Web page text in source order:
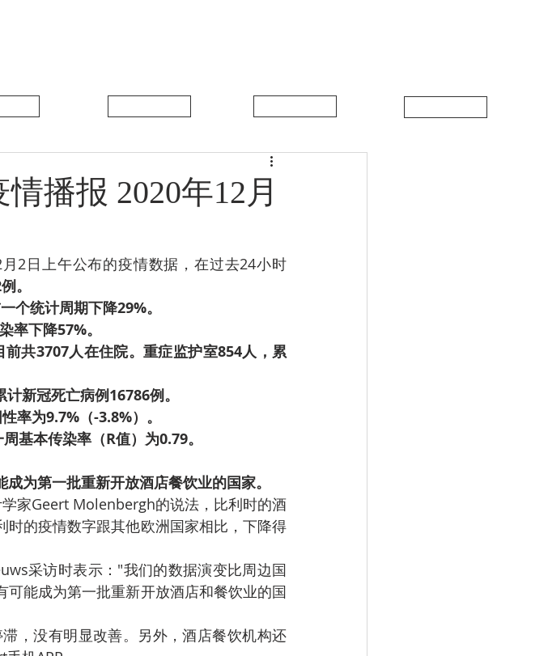
播报 2020年12月
2日上午公布的疫情数据，在过去24小时
。
个统计周期下降29%­。
率下降57%。
共3707人在住院。重症监护室854人，累
新冠死亡病例16786例。
率为9.7%（-3.8%）。
基本传染率（R值）为0.79。
为第一批重新开放酒店餐饮业的国家。
家Geert Molenbergh的说法，比利时的酒
的疫情数字跟其他欧洲国家相比，下降得
采访时表示："我们的数据演变比周边国
能成为第一批重新开放酒店和餐饮业的国
，没有明显改善。另外，酒店餐饮机构还